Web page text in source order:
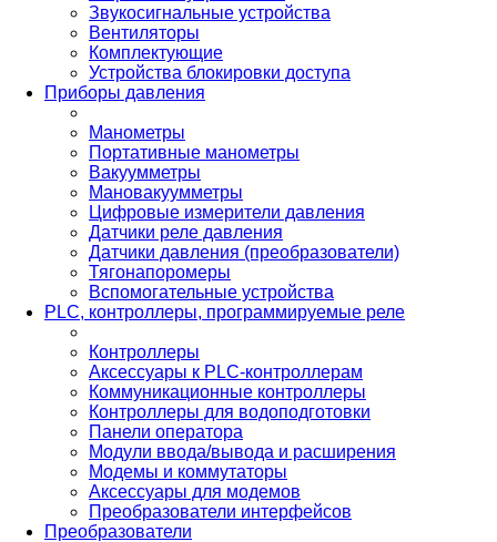
Звукосигнальные устройства
Вентиляторы
Комплектующие
Устройства блокировки доступа
Приборы давления
Манометры
Портативные манометры
Вакуумметры
Мановакуумметры
Цифровые измерители давления
Датчики реле давления
Датчики давления (преобразователи)
Тягонапоромеры
Вспомогательные устройства
PLС, контроллеры, программируемые реле
Контроллеры
Аксессуары к PLC-контроллерам
Коммуникационные контроллеры
Контроллеры для водоподготовки
Панели оператора
Модули ввода/вывода и расширения
Модемы и коммутаторы
Аксессуары для модемов
Преобразователи интерфейсов
Преобразователи